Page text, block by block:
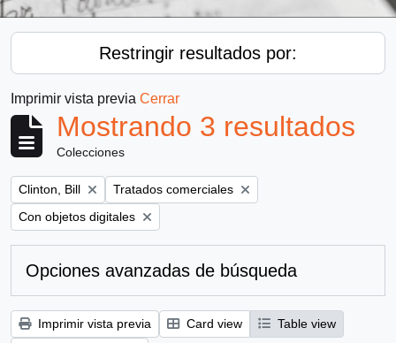
Restringir resultados por:
Imprimir vista previa Cerrar
Mostrando 3 resultados
Colecciones
Remove filter:
Clinton, Bill Remove filter:
Tratados comerciales
Remove filter:
Con objetos digitales
Opciones avanzadas de búsqueda
Imprimir vista previa Card view
Table view